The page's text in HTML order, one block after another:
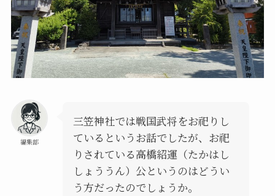
編集部
三笠神社では戦国武将をお祀りし
ているというお話でしたが、お祀
りされている高橋紹運（たかはし
しょううん）公というのはどうい
う方だったのでしょうか。